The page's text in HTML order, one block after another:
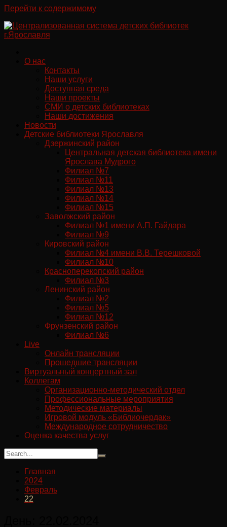
Перейти к содержимому
О нас
Контакты
Наши услуги
Доступная среда
Наши проекты
СМИ о детских библиотеках
Наши достижения
Новости
Детские библиотеки Ярославля
Дзержинский район
Центральная детская библиотека имени
Ярослава Мудрого
Филиал №7
Филиал №11
Филиал №13
Филиал №14
Филиал №15
Заволжский район
Филиал №1 имени А.П. Гайдара
Филиал №9
Кировский район
Филиал №4 имени В.В. Терешковой
Филиал №10
Красноперекопский район
Филиал №3
Ленинский район
Филиал №2
Филиал №5
Филиал №12
Фрунзенский район
Филиал №6
Live
Онлайн трансляции
Прошедшие трансляции
Виртуальный концертный зал
Коллегам
Организационно-методический отдел
Профессиональные мероприятия
Методические материалы
Игровой модуль «Библиочердак»
Международное сотрудничество
Оценка качества услуг
Главная
2024
Февраль
22